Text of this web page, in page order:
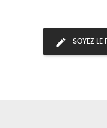
SOYEZ LE